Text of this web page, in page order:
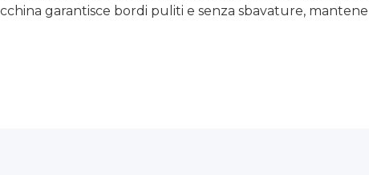
garantisce bordi puliti e senza sbavature,